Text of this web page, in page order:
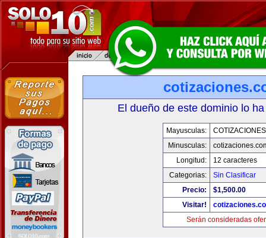
El dueño de este dominio lo
Mayusculas:
Minusculas:
Longitud:
12 caracteres
Categorias:
Sin Clasificar
Precio:
$1,500.00
Visitar!
Serán consideradas